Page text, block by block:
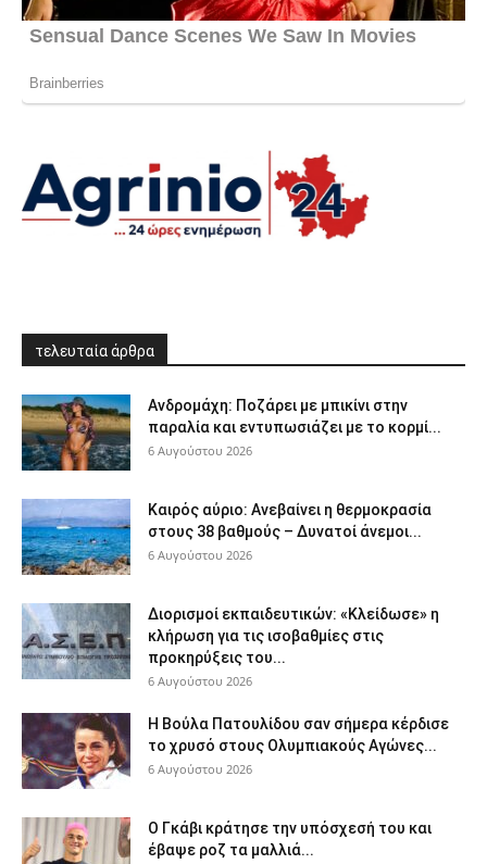
τελευταία άρθρα
Ανδρομάχη: Ποζάρει με μπικίνι στην
παραλία και εντυπωσιάζει με το κορμί...
6 Αυγούστου 2026
Καιρός αύριο: Ανεβαίνει η θερμοκρασία
στους 38 βαθμούς – Δυνατοί άνεμοι...
6 Αυγούστου 2026
Διορισμοί εκπαιδευτικών: «Κλείδωσε» η
κλήρωση για τις ισοβαθμίες στις
προκηρύξεις του...
6 Αυγούστου 2026
Η Βούλα Πατουλίδου σαν σήμερα κέρδισε
το χρυσό στους Ολυμπιακούς Αγώνες...
6 Αυγούστου 2026
Ο Γκάβι κράτησε την υπόσχεσή του και
έβαψε ροζ τα μαλλιά...